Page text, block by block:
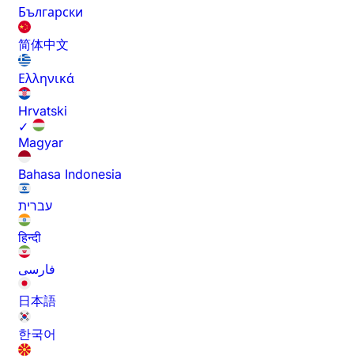
Български
简体中文
Ελληνικά
Hrvatski
✓
Magyar
Bahasa Indonesia
עברית
हिन्दी
فارسی
日本語
한국어